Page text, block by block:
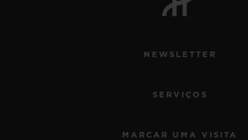
NEWSLETTER
SERVIÇOS
MARCAR UMA VISITA